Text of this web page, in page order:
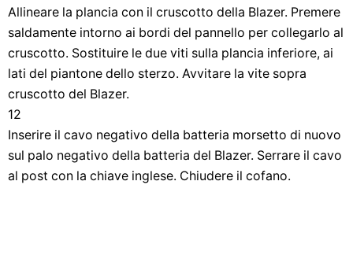
Allineare la plancia con il cruscotto della Blazer. Premere
saldamente intorno ai bordi del pannello per collegarlo al
cruscotto. Sostituire le due viti sulla plancia inferiore, ai
lati del piantone dello sterzo. Avvitare la vite sopra
cruscotto del Blazer.
12
Inserire il cavo negativo della batteria morsetto di nuovo
sul palo negativo della batteria del Blazer. Serrare il cavo
al post con la chiave inglese. Chiudere il cofano.